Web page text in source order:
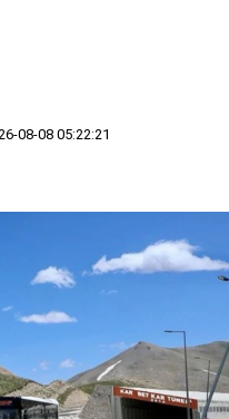
08-08 05:22:21